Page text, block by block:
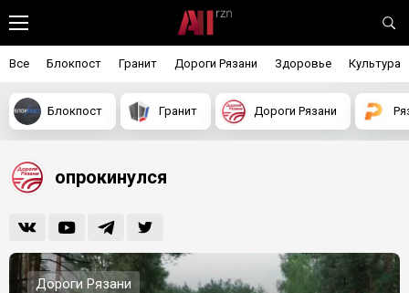
Все Блокпост Гранит Дороги Рязани Здоровье Культура
Блокпост Гранит Дороги Рязани
опрокинулся
Дороги Рязани